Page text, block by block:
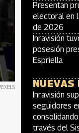
Presentan
electoral en
de 2026
Inravisión
posesión
Espriella
NUEVAS
Inravisión
seguidores
través del